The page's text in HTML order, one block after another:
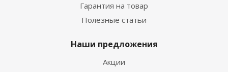
Гарантия на товар
Полезные статьи
Наши предложения
Акции